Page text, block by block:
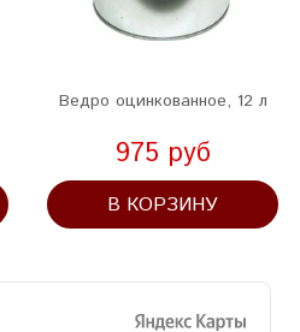
Ведро оцинкованное, 12 л
975 руб
В КОРЗИНУ